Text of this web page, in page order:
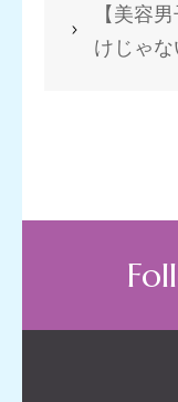
【美容
けじゃな